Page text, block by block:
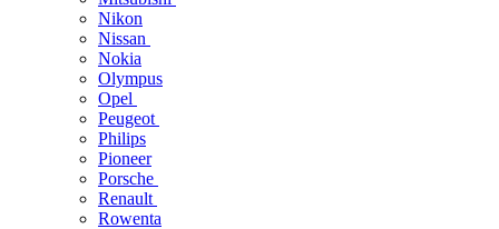
Nikon
Nissan
Nokia
Olympus
Opel
Peugeot
Philips
Pioneer
Porsche
Renault
Rowenta